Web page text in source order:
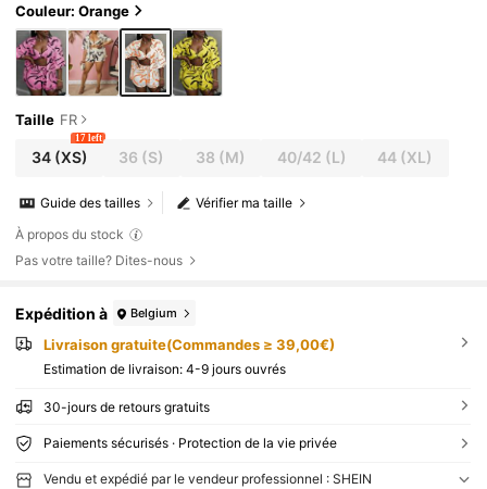
Couleur: Orange
Taille FR
34(XS)
17 left
36 (S) 38 (M) 40/42 (L) 44 (XL)
Vérifier ma taille
Guide des tailles
À propos du stock
Pas votre taille? Dites-nous
Expédition à Belgium
Livraison gratuite(Commandes ≥ 39,00€)
Estimation de livraison: 4-9 jours ouvrés
30-jours de retours gratuits
Paiements sécurisés · Protection de la vie privée
Vendu et expédié par le vendeur professionnel : SHEIN